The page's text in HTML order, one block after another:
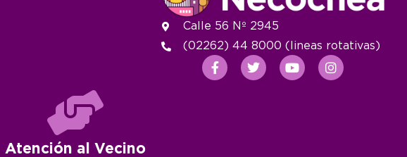
Atención al Vecino
Calle 56 Nº 2945
(02262) 44 8000 (lineas rotativas)